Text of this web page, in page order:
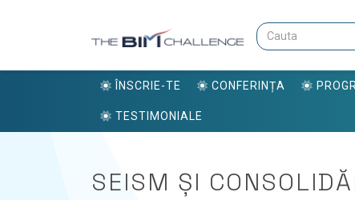
ÎNSCRIE-TE CONFERINȚA
TESTIMONIALE
SEISM ȘI